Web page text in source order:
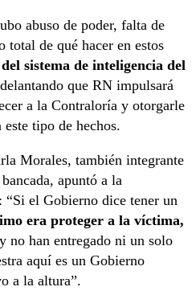
abuso de poder, falta de
total de qué hacer en estos
sistema de inteligencia del
que RN impulsará
a la Contraloría y otorgarle
tipo de hechos.
Morales, también integrante
apuntó a la
el Gobierno dice tener un
era proteger a la víctima,
no han entregado ni un solo
aquí es un Gobierno
a la altura”.